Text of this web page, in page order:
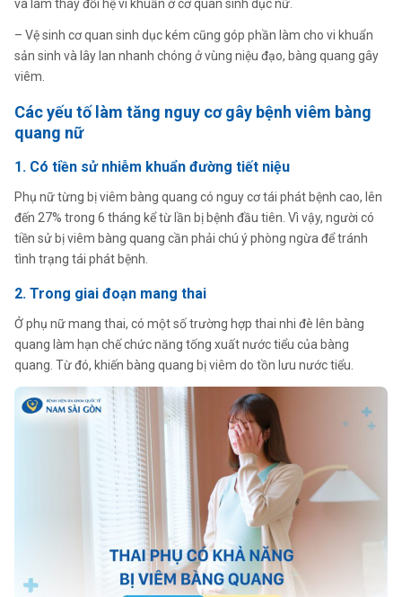
và làm thay đổi hệ vi khuẩn ở cơ quan sinh dục nữ.
– Vệ sinh cơ quan sinh dục kém cũng góp phần làm cho vi khuẩn
sản sinh và lây lan nhanh chóng ở vùng niệu đạo, bàng quang gây
viêm.
Các yếu tố làm tăng nguy cơ gây bệnh viêm bàng
quang nữ
1. Có tiền sử nhiễm khuẩn đường tiết niệu
Phụ nữ từng bị viêm bàng quang có nguy cơ tái phát bệnh cao, lên
đến 27% trong 6 tháng kể từ lần bị bệnh đầu tiên. Vì vậy, người có
tiền sử bị viêm bàng quang cần phải chú ý phòng ngừa để tránh
tình trạng tái phát bệnh.
2. Trong giai đoạn mang thai
Ở phụ nữ mang thai, có một số trường hợp thai nhi đè lên bàng
quang làm hạn chế chức năng tống xuất nước tiểu của bàng
quang. Từ đó, khiến bàng quang bị viêm do tồn lưu nước tiểu.